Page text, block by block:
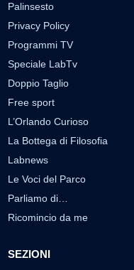
Palinsesto
Privacy Policy
Programmi TV
Speciale LabTv
Doppio Taglio
Free sport
L’Orlando Curioso
La Bottega di Filosofia
Labnews
Le Voci del Parco
Parliamo di…
Ricomincio da me
SEZIONI